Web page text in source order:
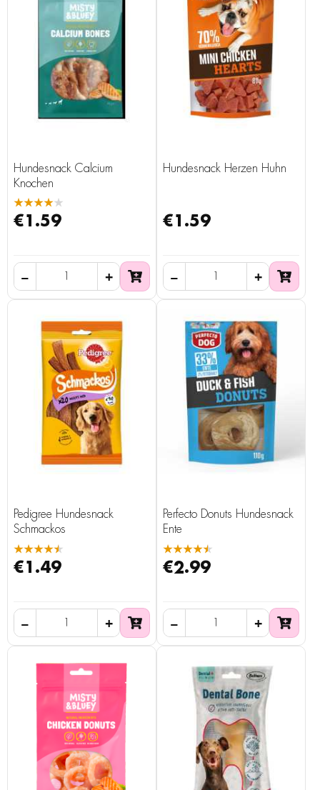
Hundesnack Calcium
Knochen
★★★★★
€1.59
Hundesnack Herzen Huhn
€1.59
Pedigree Hundesnack
Schmackos
★★★★★
€1.49
Perfecto Donuts Hundesnack
Ente
★★★★★
€2.99